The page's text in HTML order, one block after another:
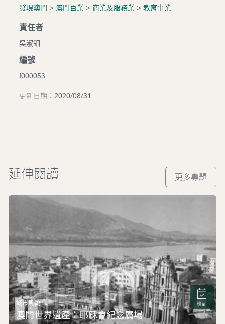
發現澳門 > 澳門百業 > 商業及服務業 > 教育事業
責任者
吳淑鈿
編號
f000053
更新日期：2020/08/31
延伸閱讀 更多專題
城市風貌
澳門世界遺產：耶穌會紀念廣場
簽到